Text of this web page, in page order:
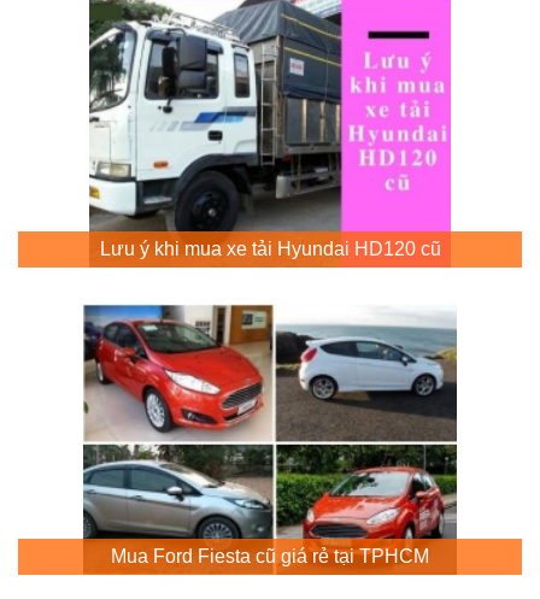
Lưu ý khi mua xe tải Hyundai HD120 cũ
Mua Ford Fiesta cũ giá rẻ tại TPHCM